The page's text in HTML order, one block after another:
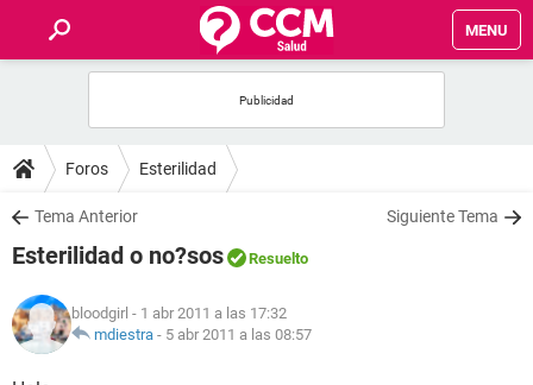
MENU
FOROS
SALUD
NUTRICIÓN
Foros Esterilidad
Tema Anterior Siguiente Tema
Esterilidad o no?sos Resuelto
bloodgirl - 1 abr 2011 a las 17:32
mdiestra - 5 abr 2011 a las 08:57